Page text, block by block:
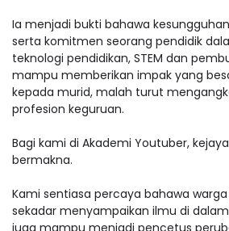
Ia menjadi bukti bahawa
serta komitmen seorang pendidik
teknologi pendidikan, STEM dan
mampu memberikan impak yang
kepada murid, malah turut
profesion keguruan.
Bagi kami di Akademi Youtuber,
bermakna.
Kami sentiasa percaya bahawa
sekadar menyampaikan ilmu di